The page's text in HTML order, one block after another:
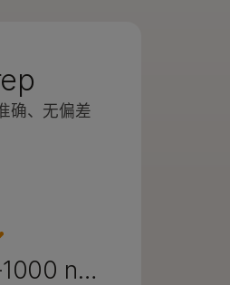
确、无偏差
n…